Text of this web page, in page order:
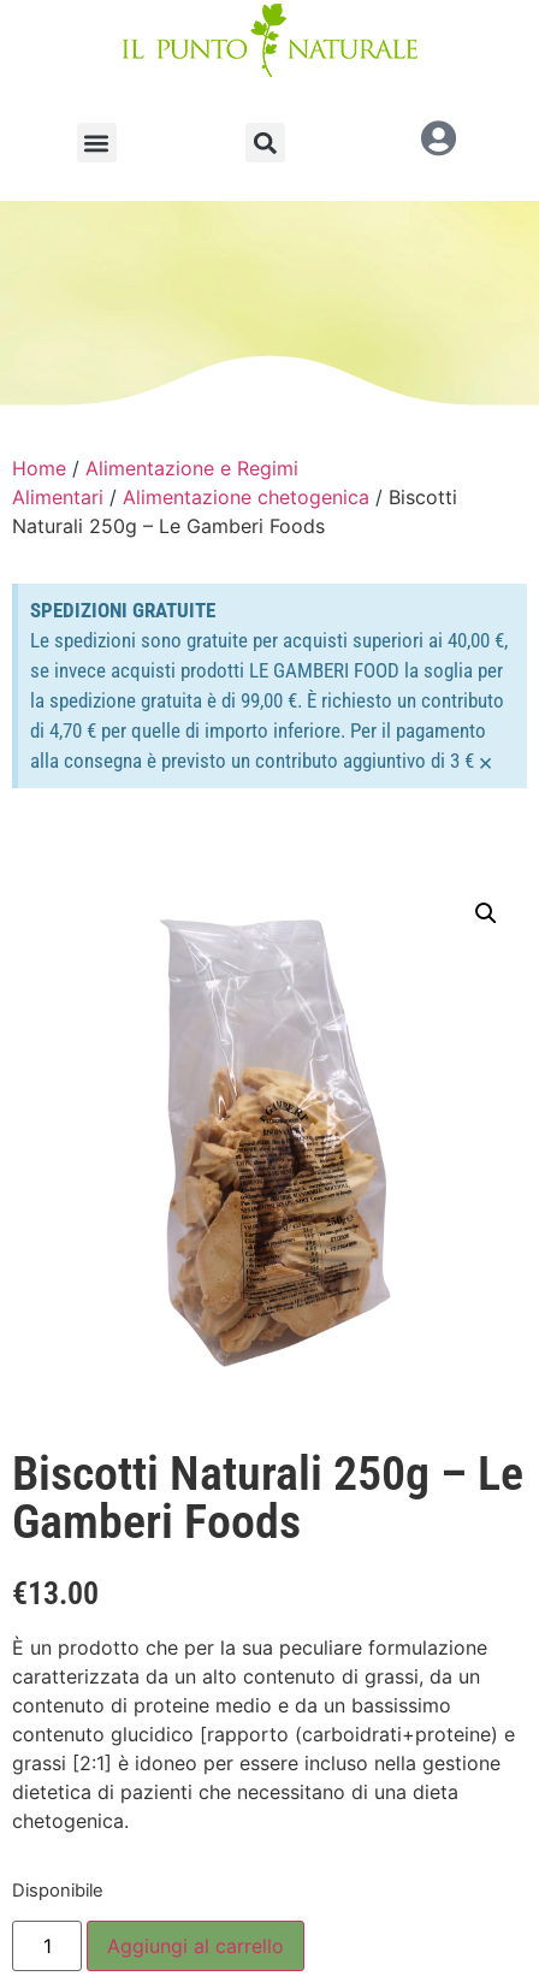
Home / Alimentazione e Regimi
Alimentari / Alimentazione chetogenica / Biscotti
Naturali 250g – Le Gamberi Foods
SPEDIZIONI GRATUITE
Le spedizioni sono gratuite per acquisti superiori ai 40,00 €,
se invece acquisti prodotti LE GAMBERI FOOD la soglia per
la spedizione gratuita è di 99,00 €. È richiesto un contributo
di 4,70 € per quelle di importo inferiore. Per il pagamento
alla consegna è previsto un contributo aggiuntivo di 3 € ×
Biscotti Naturali 250g – Le
Gamberi Foods
€13.00
È un prodotto che per la sua peculiare formulazione
caratterizzata da un alto contenuto di grassi, da un
contenuto di proteine medio e da un bassissimo
contenuto glucidico [rapporto (carboidrati+proteine) e
grassi [2:1] è idoneo per essere incluso nella gestione
dietetica di pazienti che necessitano di una dieta
chetogenica.
Disponibile
Aggiungi al carrello